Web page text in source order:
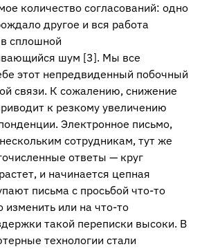
количество согласований: одно
другое и вся работа
сплошной
шум [3]. Мы все
этот непредвиденный побочный
связи. К сожалению, снижение
к резкому увеличению
Электронное письмо,
сотрудникам, тут же
ответы — круг
и начинается цепная
письма с просьбой что-то
изменить или на что-то
такой переписки высоки. В
технологии стали